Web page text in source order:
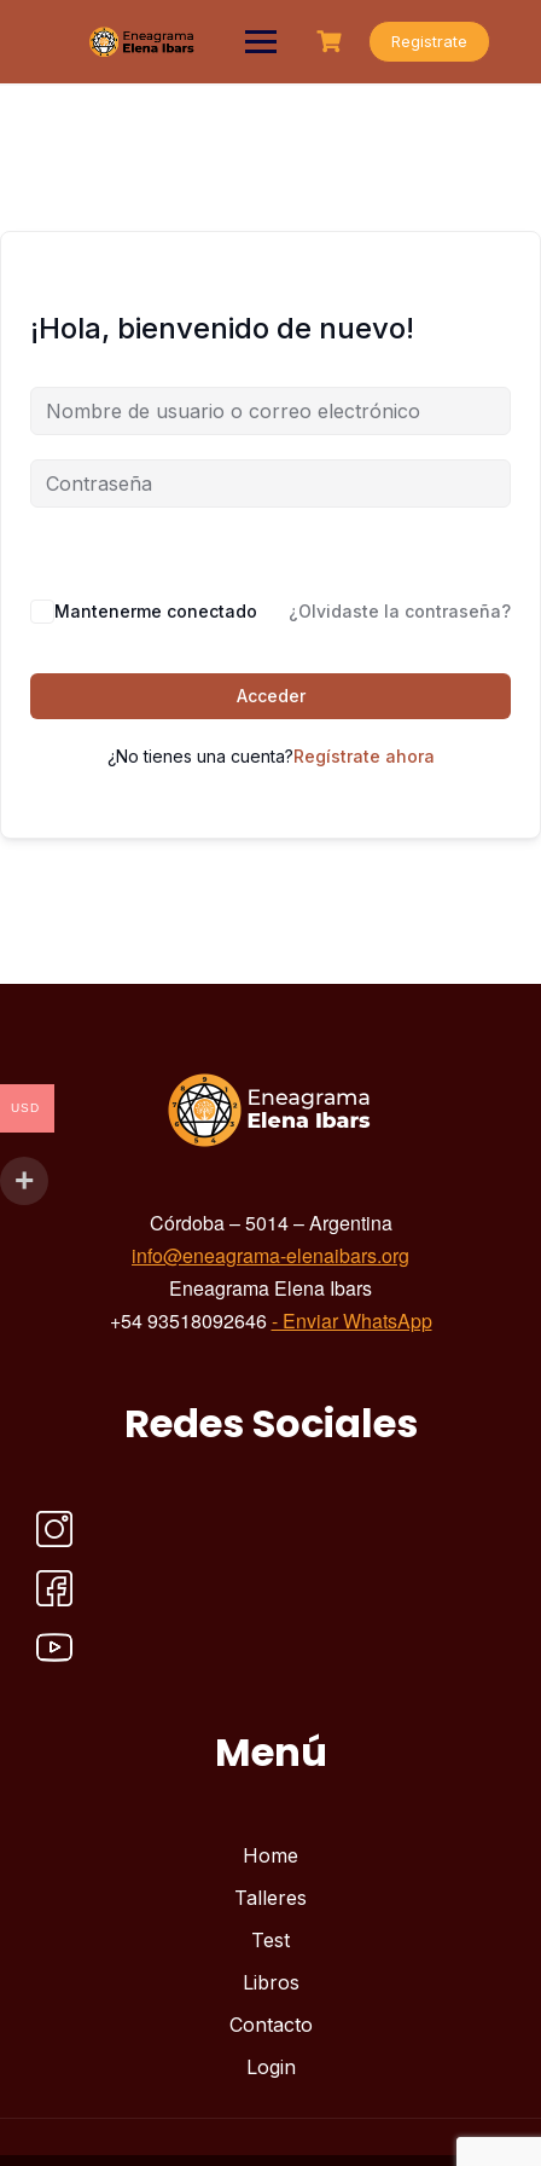
Registrate
¡Hola, bienvenido de nuevo!
Mantenerme conectado ¿Olvidaste la contraseña?
Acceder
¿No tienes una cuenta?Regístrate ahora
Córdoba – 5014 – Argentina
info@eneagrama-elenaibars.org
Eneagrama Elena Ibars
+54 93518092646- Enviar WhatsApp
Redes Sociales
Menú
Home
Talleres
Test
Libros
Contacto
Login
USD